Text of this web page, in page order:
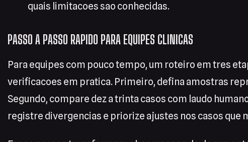
quais limitacoes sao conhecidas.
PASSO A PASSO RAPIDO PARA EQUIPES CLINICAS
Para equipes com pouco tempo, um roteiro em tres
verificacoes em pratica. Primeiro, defina amostras
Segundo, compare dez a trinta casos com laudo
registre divergencias e priorize ajustes nos casos que